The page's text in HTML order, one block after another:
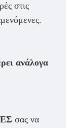
στις
ανάλογα
σας να